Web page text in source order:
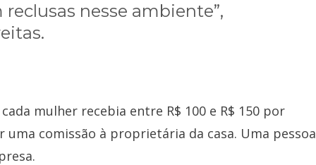
nesse ambiente”,
mulher recebia entre R$ 100 e R$ 150 por
comissão à proprietária da casa. Uma pessoa